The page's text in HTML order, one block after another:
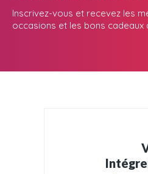
Inscrivez-vous et recevez les
occasions et les bons cadeaux